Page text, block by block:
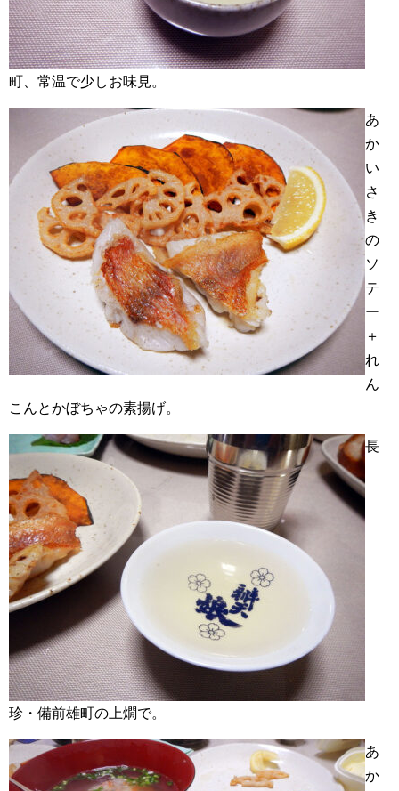
町、常温で少しお味見。
あ
か
い
さ
き
の
ソ
テ
ー
＋
れ
ん
こんとかぼちゃの素揚げ。
長
珍・備前雄町の上燗で。
あ
か